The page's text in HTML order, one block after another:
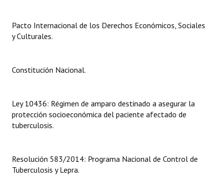
Organigrama
Proyectos Presentados
Dictámenes Asesoría Letrada
Informes de Unidad Coordinadora
Pacto Internacional de los Derechos Económicos, Sociales
y Culturales.
Constitución Nacional.
Ley 10436: Régimen de amparo destinado a asegurar la
protección socioeconómica del paciente afectado de
tuberculosis.
Resolución 583/2014: Programa Nacional de Control de
Tuberculosis y Lepra.